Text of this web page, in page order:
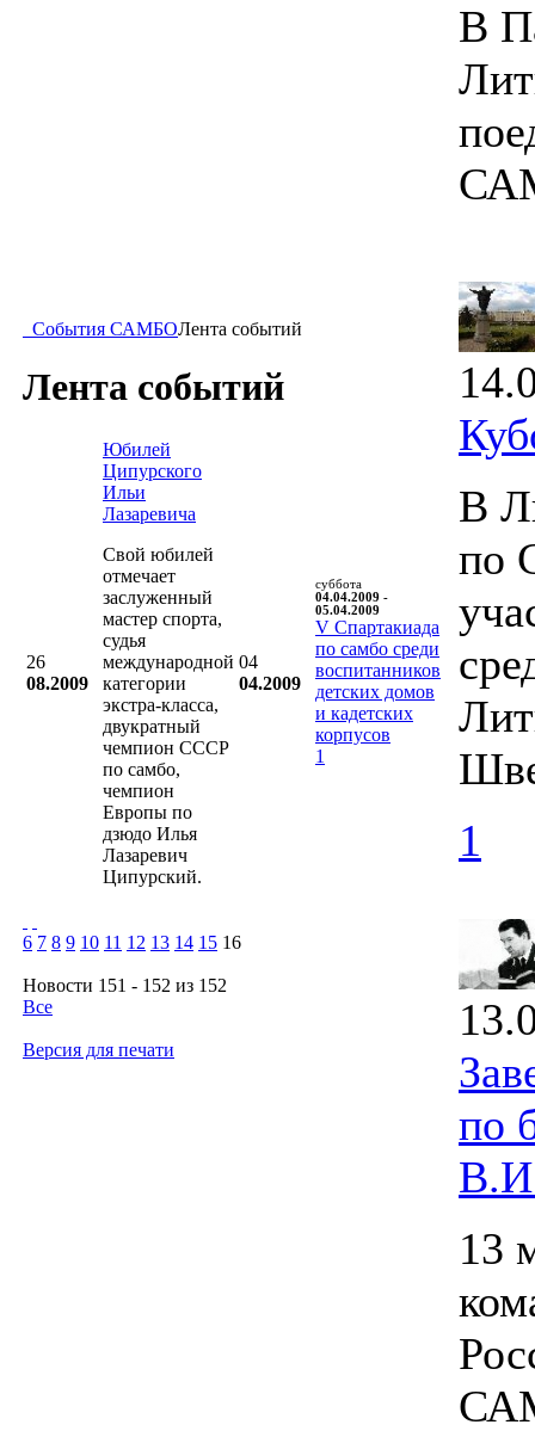
События САМБОЛента событий
Лента событий
26
08.2009
Юбилей
Ципурского
Ильи
Лазаревича
Свой юбилей
отмечает
заслуженный
мастер спорта,
судья
международной
категории
экстра-класса,
двукратный
чемпион СССР
по самбо,
чемпион
Европы по
дзюдо Илья
Лазаревич
Ципурский.
04
04.2009
суббота
04.04.2009 -
05.04.2009
V Cпартакиада
по самбо среди
воспитанников
детских домов
и кадетских
корпусов
1
6 7 8 9 10 11 12 13 14 15 16
Новости 151 - 152 из 152
Все
Версия для печати
В
В
по
1
по
13